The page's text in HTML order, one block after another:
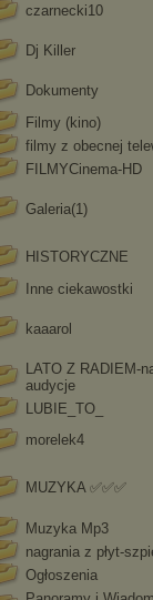
czarnecki10
Dj Killer
Dokumenty
Filmy (kino)
filmy z obecnej
FILMYCinema-HD
Galeria(1)
HISTORYCZNE
Inne ciekawostki
kaaarol
LATO Z RADIEM-
audycje
LUBIE_TO_
morelek4
MUZYKA ✅✅✅
Muzyka Mp3
nagrania z płyt-
Ogłoszenia